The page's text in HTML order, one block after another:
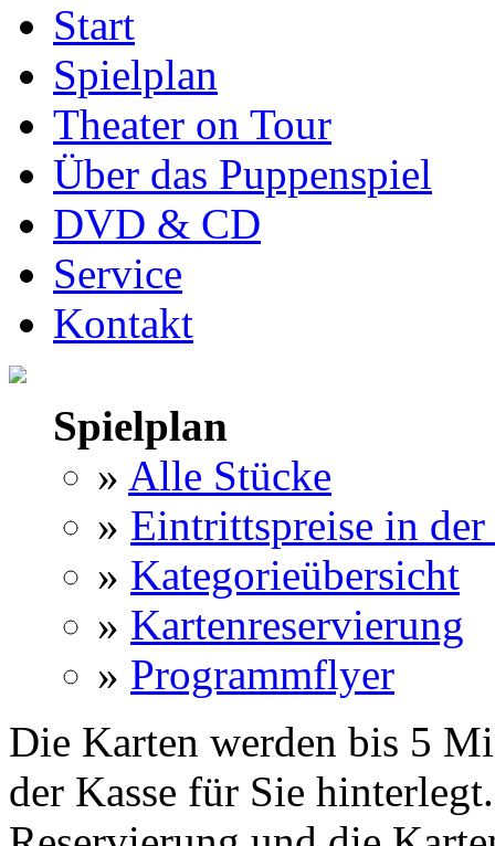
Start
Spielplan
Theater on Tour
Über das Puppenspiel
DVD & CD
Service
Kontakt
Spielplan
» Alle Stücke
» Eintrittspreise in
» Kategorieübersicht
» Kartenreservierung
» Programmflyer
Die Karten werden bis 5
der Kasse für Sie